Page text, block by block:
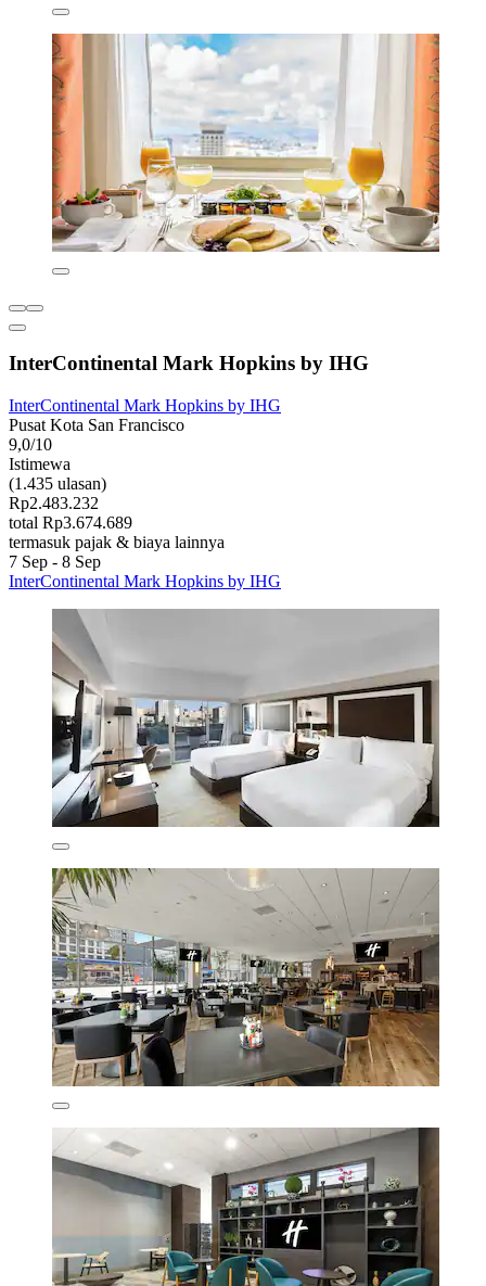
InterContinental Mark Hopkins by IHG
InterContinental Mark Hopkins by IHG
Pusat Kota San Francisco
9,0/10
Istimewa
(1.435 ulasan)
Rp2.483.232
total Rp3.674.689
termasuk pajak & biaya lainnya
7 Sep - 8 Sep
InterContinental Mark Hopkins by IHG